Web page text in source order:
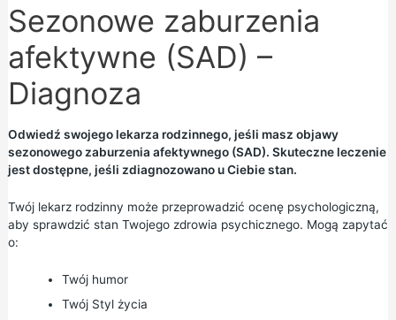
Sezonowe zaburzenia
afektywne (SAD) –
Diagnoza
Odwiedź swojego lekarza rodzinnego, jeśli masz objawy
sezonowego zaburzenia afektywnego (SAD). Skuteczne leczenie
jest dostępne, jeśli zdiagnozowano u Ciebie stan.
Twój lekarz rodzinny może przeprowadzić ocenę psychologiczną,
aby sprawdzić stan Twojego zdrowia psychicznego. Mogą zapytać
o:
Twój humor
Twój Styl życia